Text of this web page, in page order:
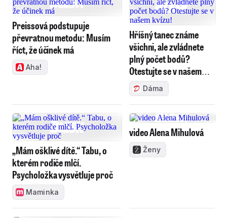
Preissová podstupuje
převratnou metodu: Musím
říct, že účinek má
Aha!
Hříšný tanec známe
všichni, ale zvládnete
plný počet bodů?
Otestujte se v našem
kvízu!Dáma
„Mám ošklivé dítě.“ Tabu, o
kterém rodiče mlčí.
Psycholožka vysvětluje proč
Maminka
video Alena Mihulová
Ženy